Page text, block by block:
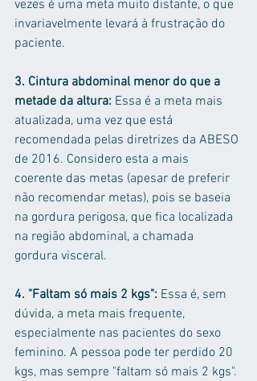
vezes é uma meta muito distante, o que
invariavelmente levará à frustração do
paciente.
3. Cintura abdominal menor do que a
metade da altura: Essa é a meta mais
atualizada, uma vez que está
recomendada pelas diretrizes da ABESO
de 2016. Considero esta a mais
coerente das metas (apesar de preferir
não recomendar metas), pois se baseia
na gordura perigosa, que fica localizada
na região abdominal, a chamada
gordura visceral.
4. "Faltam só mais 2 kgs": Essa é, sem
dúvida, a meta mais frequente,
especialmente nas pacientes do sexo
feminino. A pessoa pode ter perdido 20
kgs, mas sempre "faltam só mais 2 kgs".